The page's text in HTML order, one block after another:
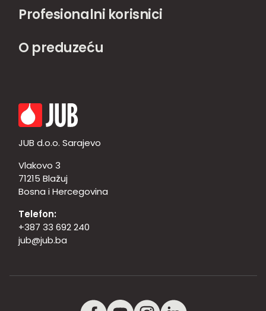
Profesionalni korisnici
O preduzeću
JUB d.o.o. Sarajevo
Vlakovo 3
71215 Blažuj
Bosna i Hercegovina
Telefon:
+387 33 692 240
jub@jub.ba